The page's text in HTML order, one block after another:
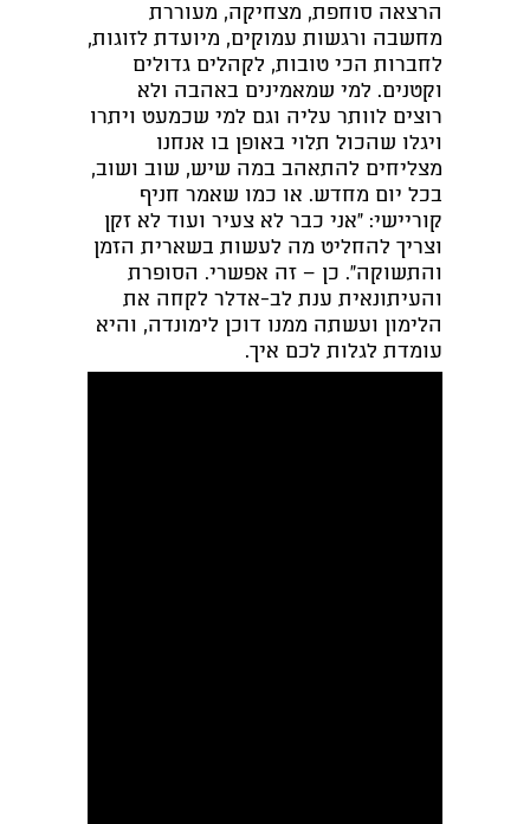
הרצאה סוחפת, מצחיקה, מעוררת
מחשבה ורגשות עמוקים, מיועדת לזוגות,
לחברות הכי טובות, לקהלים גדולים
וקטנים. למי שמאמינים באהבה ולא
רוצים לוותר עליה וגם למי שכמעט ויתרו
ויגלו שהכול תלוי באופן בו אנחנו
מצליחים להתאהב במה שיש, שוב ושוב,
בכל יום מחדש. או כמו שאמר חניף
קוריישי: "אני כבר לא צעיר ועוד לא זקן
וצריך להחליט מה לעשות בשארית הזמן
והתשוקה". כן – זה אפשרי. הסופרת
והעיתונאית ענת לב-אדלר לקחה את
הלימון ועשתה ממנו דוכן לימונדה, והיא
עומדת לגלות לכם איך.